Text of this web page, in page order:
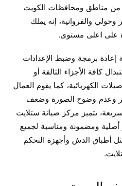
من مناطق ومحافظات الكويت
والفروانية، إنه يملك
على اعلى مستوى.
إعادة برمجة وضبط الإعدادات
كافة الأجزاء التالفة أو
الكهربائية، كما يقوم العمال
وعدم وضوح الصورة وضعف
يتميز مركز صيانة ستلايت
أصلية ومضمونة ومناسبة لجميع
أطباق الدش وأجهزة التحكم